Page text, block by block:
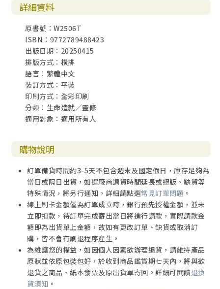
詳細資料
原書號：W2506T
ISBN：9772789488423
出版日期：20250415
排版方式：橫排
語言：繁體中文
裝訂方式：平裝
印刷方式：全彩印刷
分類：生命造就／靈修
適用對象：適用所有人
購物說明
訂單備貨時間約3-5天不包含週末及國定假日，庫存足夠為
當日或隔日出貨，如遇廠商調貨時間延長或絕版、缺貨等
特殊情況，將另行通知。詳細請點選常見訂單問題 。
線上刷卡金額僅為訂單成立時，銀行預先授權金額，並未
立即扣款，待訂單完成寄出當日將進行請款，實際請款金
額即為出貨單上金額，故如有更改訂單、缺貨或取消訂
購，皆不會有刷退程序產生。
為維護您的權益，如因個人因素欲辦理退貨，請維持產品
原狀並依原包裝包好，於收到商品鑑賞期七天內，將與欲
退貨之商品、紙本發票及原出貨單寄回。詳細可閱讀退換
貨須知 。